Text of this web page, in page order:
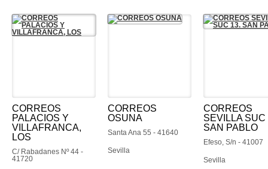
CORREOS
PALACIOS Y
VILLAFRANCA,
LOS
C/ Rabadanes Nº 44 -
41720
CORREOS
OSUNA
Santa Ana 55 - 41640
Sevilla
CORREOS
SEVILLA SUC
SAN PABLO
Efeso, S/n - 41007
Sevilla